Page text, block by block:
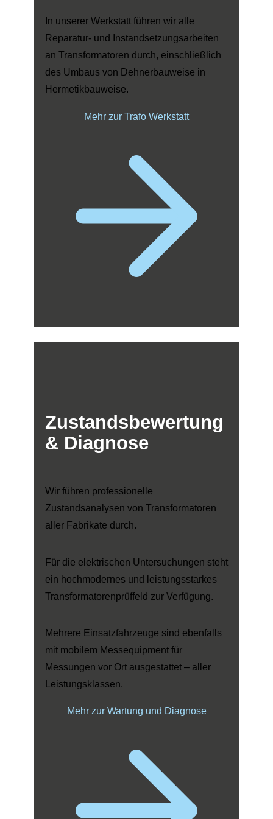
In unserer Werkstatt führen wir alle
Reparatur- und Instandsetzungsarbeiten
an Transformatoren durch, einschließlich
des Umbaus von Dehnerbauweise in
Hermetikbauweise.
Mehr zur Trafo Werkstatt
Zustandsbewertung
& Diagnose
Wir führen professionelle
Zustandsanalysen von Transformatoren
aller Fabrikate durch.
Für die elektrischen Untersuchungen steht
ein hochmodernes und leistungsstarkes
Transformatorenprüffeld zur Verfügung.
Mehrere Einsatzfahrzeuge sind ebenfalls
mit mobilem Messequipment für
Messungen vor Ort ausgestattet – aller
Leistungsklassen.
Mehr zur Wartung und Diagnose